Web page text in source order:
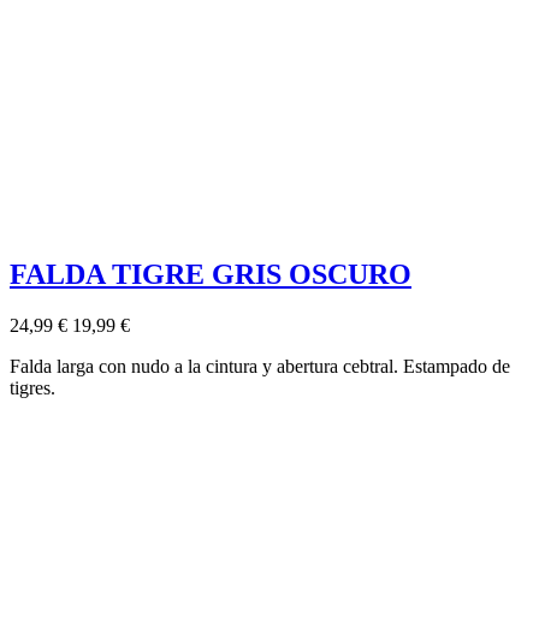
FALDA TIGRE GRIS OSCURO
24,99 € 19,99 €
Falda larga con nudo a la cintura y abertura cebtral. Estampado de
tigres.